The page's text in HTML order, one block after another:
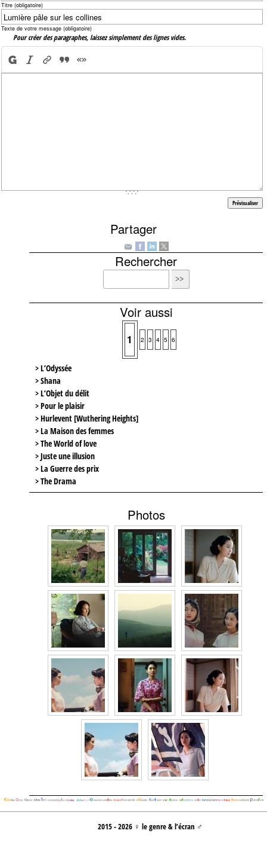
Titre (obligatoire)
Texte de votre message (obligatoire)
Pour créer des paragraphes, laissez simplement des lignes vides.
Partager
Rechercher
Voir aussi
1 2 3 4 5 6
> L’Odyssée
> Shana
> L’Objet du délit
> Pour le plaisir
> Hurlevent [Wuthering Heights]
> La Maison des femmes
> The World of love
> Juste une illusion
> La Guerre des prix
> The Drama
Photos
2015 - 2026 ♀ le genre & l’écran ♂